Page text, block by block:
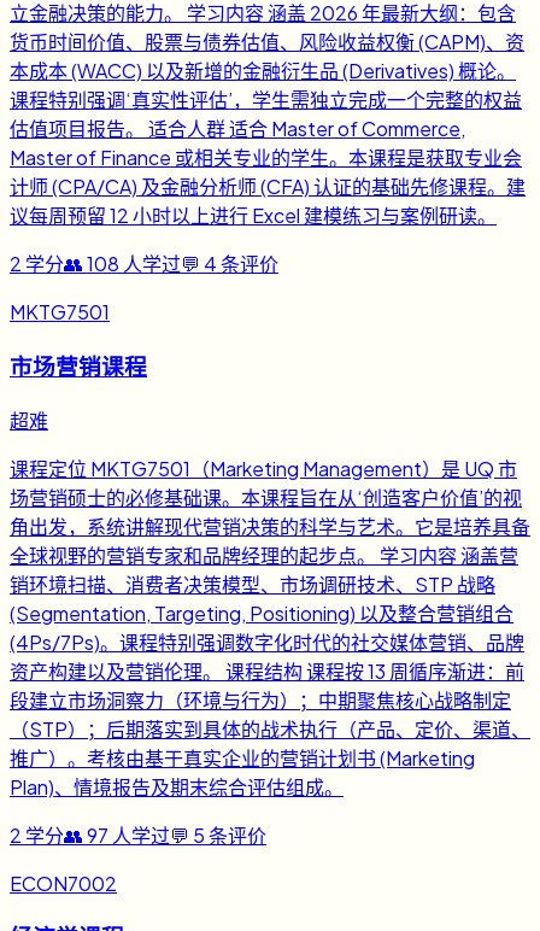
立金融决策的能力。 学习内容 涵盖 2026 年最新大纲：包含
货币时间价值、股票与债券估值、风险收益权衡 (CAPM)、资
本成本 (WACC) 以及新增的金融衍生品 (Derivatives) 概论。
课程特别强调‘真实性评估’，学生需独立完成一个完整的权益
估值项目报告。 适合人群 适合 Master of Commerce,
Master of Finance 或相关专业的学生。本课程是获取专业会
计师 (CPA/CA) 及金融分析师 (CFA) 认证的基础先修课程。建
议每周预留 12 小时以上进行 Excel 建模练习与案例研读。
2 学分👥108 人学过💬 4条评价
MKTG7501
市场营销课程
超难
课程定位 MKTG7501（Marketing Management）是 UQ 市
场营销硕士的必修基础课。本课程旨在从‘创造客户价值’的视
角出发，系统讲解现代营销决策的科学与艺术。它是培养具备
全球视野的营销专家和品牌经理的起步点。 学习内容 涵盖营
销环境扫描、消费者决策模型、市场调研技术、STP 战略
(Segmentation, Targeting, Positioning) 以及整合营销组合
(4Ps/7Ps)。课程特别强调数字化时代的社交媒体营销、品牌
资产构建以及营销伦理。 课程结构 课程按 13 周循序渐进：前
段建立市场洞察力（环境与行为）；中期聚焦核心战略制定
（STP）；后期落实到具体的战术执行（产品、定价、渠道、
推广）。考核由基于真实企业的营销计划书 (Marketing
Plan)、情境报告及期末综合评估组成。
2 学分👥97 人学过💬 5条评价
ECON7002